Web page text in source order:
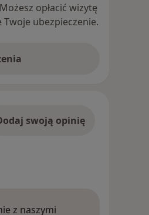
opłacić wizytę
ubezpieczenie.
swoją opinię
z naszymi